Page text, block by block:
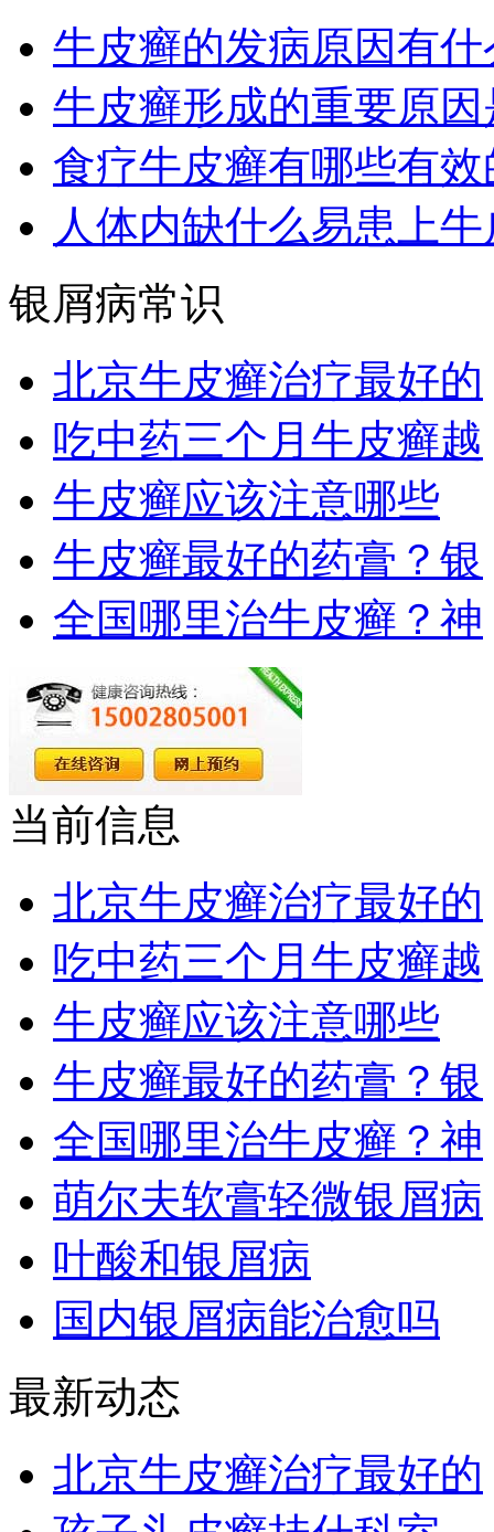
牛皮癣的发病原因有什
牛皮癣形成的重要原因
食疗牛皮癣有哪些有效
人体内缺什么易患上
银屑病常识
北京牛皮癣治疗最好的
吃中药三个月牛皮癣越
牛皮癣应该注意哪些
牛皮癣最好的药膏？银
全国哪里治牛皮癣？神
当前信息
北京牛皮癣治疗最好的
吃中药三个月牛皮癣越
牛皮癣应该注意哪些
牛皮癣最好的药膏？银
全国哪里治牛皮癣？神
萌尔夫软膏轻微银屑病
叶酸和银屑病
国内银屑病能治愈吗
最新动态
北京牛皮癣治疗最好的